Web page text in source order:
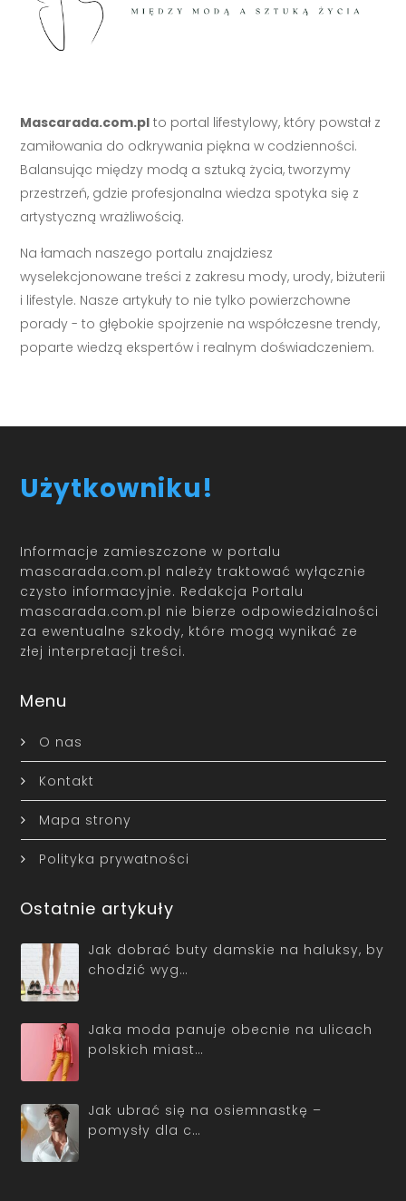
Mascarada.com.pl to portal lifestylowy, który powstał z
zamiłowania do odkrywania piękna w codzienności.
Balansując między modą a sztuką życia, tworzymy
przestrzeń, gdzie profesjonalna wiedza spotyka się z
artystyczną wrażliwością.
Na łamach naszego portalu znajdziesz
wyselekcjonowane treści z zakresu mody, urody, biżuterii
i lifestyle. Nasze artykuły to nie tylko powierzchowne
porady - to głębokie spojrzenie na współczesne trendy,
poparte wiedzą ekspertów i realnym doświadczeniem.
Użytkowniku!
Informacje zamieszczone w portalu
mascarada.com.pl należy traktować wyłącznie
czysto informacyjnie. Redakcja Portalu
mascarada.com.pl nie bierze odpowiedzialności
za ewentualne szkody, które mogą wynikać ze
złej interpretacji treści.
Menu
O nas
Kontakt
Mapa strony
Polityka prywatności
Ostatnie artykuły
Jak dobrać buty damskie na haluksy, by
chodzić wyg…
Jaka moda panuje obecnie na ulicach
polskich miast…
Jak ubrać się na osiemnastkę –
pomysły dla c…